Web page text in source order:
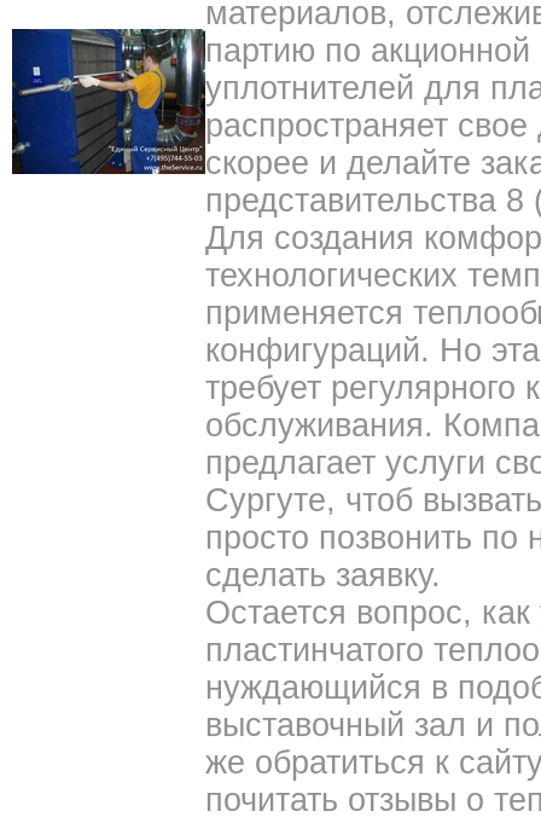
материалов,
партию по
уплотнителей для
распространяет
скорее и делайте
представительства
Для создания
технологических
применяется
конфигураций. Но
требует регулярного
обслуживания.
предлагает услуги
Сургуте, чтоб
просто позвонить
сделать заявку.
Остается вопрос,
пластинчатого
нуждающийся в
выставочный зал и
же обратиться к
почитать отзывы о